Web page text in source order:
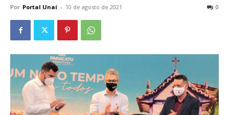
Por Portal Unaí - 10 de agosto de 2021 0